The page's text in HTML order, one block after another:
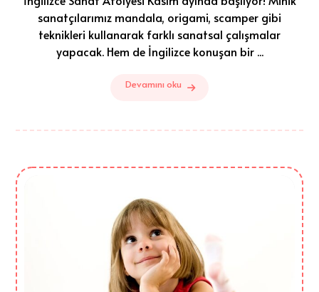
sanatçılarımız mandala, origami, scamper gibi
teknikleri kullanarak farklı sanatsal çalışmalar
yapacak. Hem de İngilizce konuşan bir ...
Devamını oku